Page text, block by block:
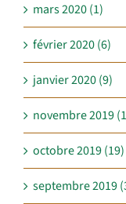
mars 2020 (1)
février 2020 (6)
janvier 2020 (9)
novembre 2019
octobre 2019 (19)
septembre 2019